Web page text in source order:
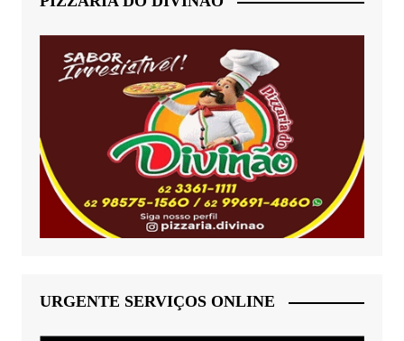
URGENTE SERVIÇOS ONLINE